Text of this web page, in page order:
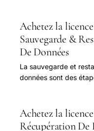
après.
Achetez la
Sauvegarde &
De Données
La sauvegarde et
données sont des
sensibles.
Achetez la
Récupération De